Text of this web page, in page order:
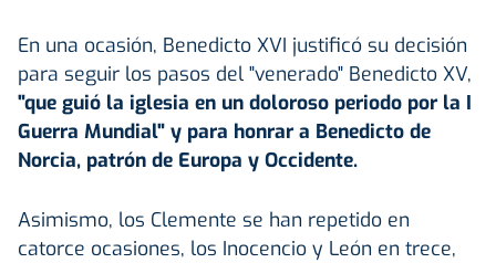
En una ocasión, Benedicto XVI justificó su decisión
para seguir los pasos del "venerado" Benedicto XV,
"que guió la iglesia en un doloroso periodo por la I
Guerra Mundial" y para honrar a Benedicto de
Norcia, patrón de Europa y Occidente.
Asimismo, los Clemente se han repetido en
catorce ocasiones, los Inocencio y León en trece,